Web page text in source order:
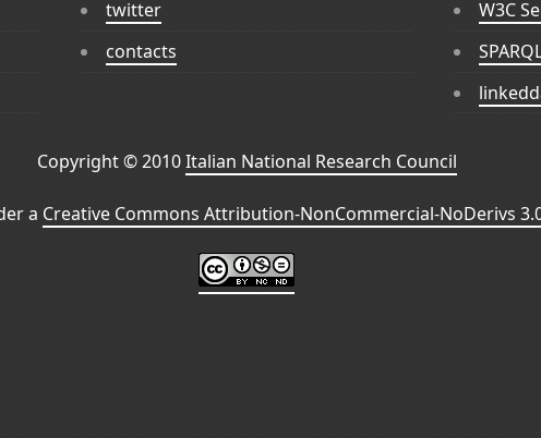
twitter
contacts
W3C
Copyright © 2010Italian National Research Council
a Creative Commons Attribution-NonCommercial-NoDerivs